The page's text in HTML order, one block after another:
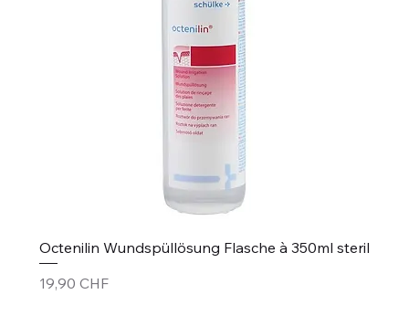
Octenilin Wundspüllösung Flasche à 350ml steril
Preis
19,90 CHF